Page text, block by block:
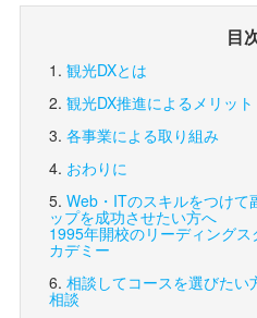
目
観光DXとは
観光DX推進によるメリット
各事業による取り組み
おわりに
Web・ITのスキルをつけて
ップを成功させたい方へ
1995年開校のリーディングス
カデミー
相談してコースを選びたい
相談